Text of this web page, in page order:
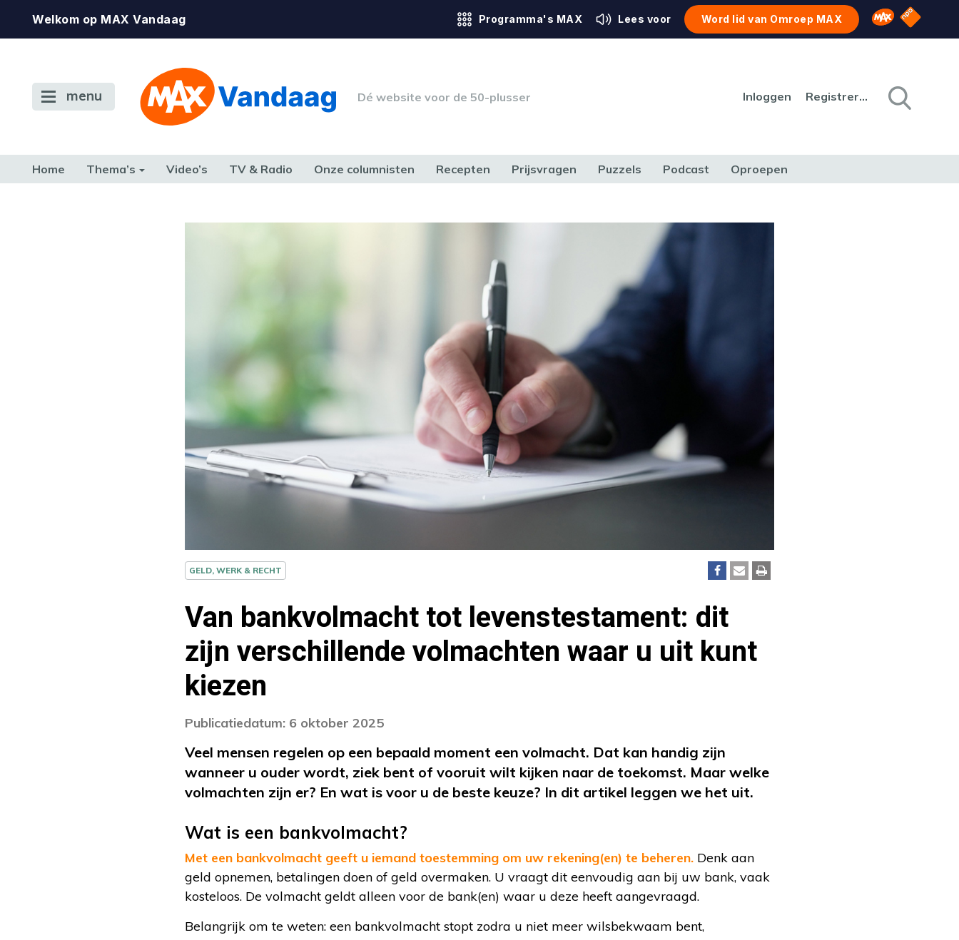
Welkom op MAX Vandaag Programma's MAX Lees voor Word lid van Omroep MAX Omroep MAX
NPO
menu Dé website voor de 50-plusser Inloggen Registreren
Home Thema’s Video’s TV & Radio Onze columnisten Recepten Prijsvragen Puzzels Podcast Oproepen
GELD, WERK & RECHT
Van bankvolmacht tot levenstestament: dit
zijn verschillende volmachten waar u uit kunt
kiezen
Publicatiedatum: 6 oktober 2025
Veel mensen regelen op een bepaald moment een volmacht. Dat kan handig zijn
wanneer u ouder wordt, ziek bent of vooruit wilt kijken naar de toekomst. Maar welke
volmachten zijn er? En wat is voor u de beste keuze? In dit artikel leggen we het uit.
Wat is een bankvolmacht?
Met een bankvolmacht geeft u iemand toestemming om uw rekening(en) te beheren. Denk aan
geld opnemen, betalingen doen of geld overmaken. U vraagt dit eenvoudig aan bij uw bank, vaak
kosteloos. De volmacht geldt alleen voor de bank(en) waar u deze heeft aangevraagd.
Belangrijk om te weten: een bankvolmacht stopt zodra u niet meer wilsbekwaam bent,